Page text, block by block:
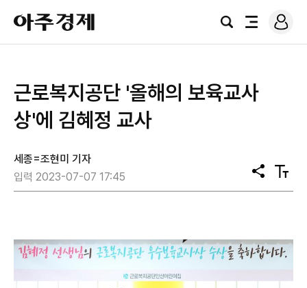
아
주
경
검
전
로
그
근로복지공단 '올해의 보육교사
상'에 김혜정 교사
세종=조현미 기자
입력 2023-07-07 17:45
공
유
텍
스